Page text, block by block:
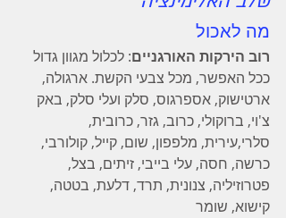
מה לאכול
רוב הירקות האורגניים: לכלול מגוון גדול
ככל האפשר, מכל צבעי הקשת. ארגולה,
ארטישוק, אספרגוס, סלק ועלי סלק, באק
צ'וי, ברוקולי, כרוב, גזר, כרובית,
סלרי,עירית, מלפפון, שום, קייל, קולורבי,
כרשה, חסה, עלי בייבי, זיתים, בצל,
פטרוזיליה, צנונית, תרד, דלעת, בטטה,
קישוא, שומר